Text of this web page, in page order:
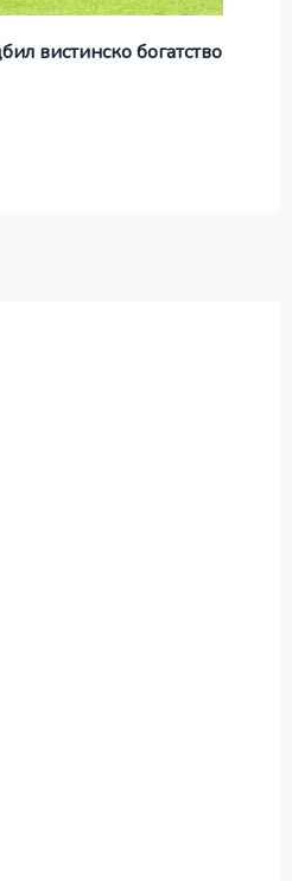
вистинско богатство